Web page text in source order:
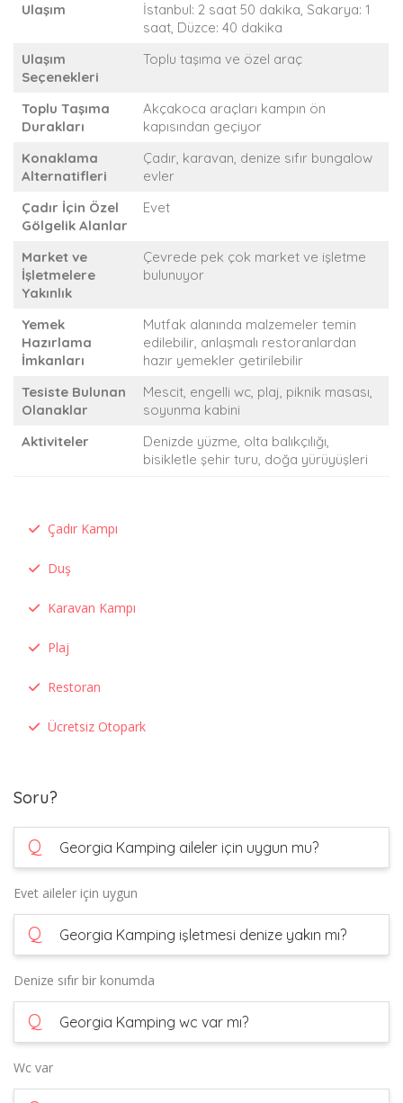
Ulaşım
İstanbul: 2 saat 50 dakika, Sakarya: 1
saat, Düzce: 40 dakika
Ulaşım
Seçenekleri
Toplu taşıma ve özel araç
Toplu Taşıma
Durakları
Akçakoca araçları kampın ön
kapısından geçiyor
Konaklama
Alternatifleri
Çadır, karavan, denize sıfır bungalow
evler
Çadır İçin Özel
Gölgelik Alanlar
Evet
Market ve
İşletmelere
Yakınlık
Çevrede pek çok market ve işletme
bulunuyor
Yemek
Hazırlama
İmkanları
Mutfak alanında malzemeler temin
edilebilir, anlaşmalı restoranlardan
hazır yemekler getirilebilir
Tesiste Bulunan
Olanaklar
Mescit, engelli wc, plaj, piknik masası,
soyunma kabini
Aktiviteler
Denizde yüzme, olta balıkçılığı,
bisikletle şehir turu, doğa yürüyüşleri
Çadır Kampı
Duş
Karavan Kampı
Plaj
Restoran
Ücretsiz Otopark
Soru?
Q Georgia Kamping aileler için uygun mu?
Evet aileler için uygun
Q Georgia Kamping işletmesi denize yakın mı?
Denize sıfır bir konumda
Q Georgia Kamping wc var mı?
Wc var